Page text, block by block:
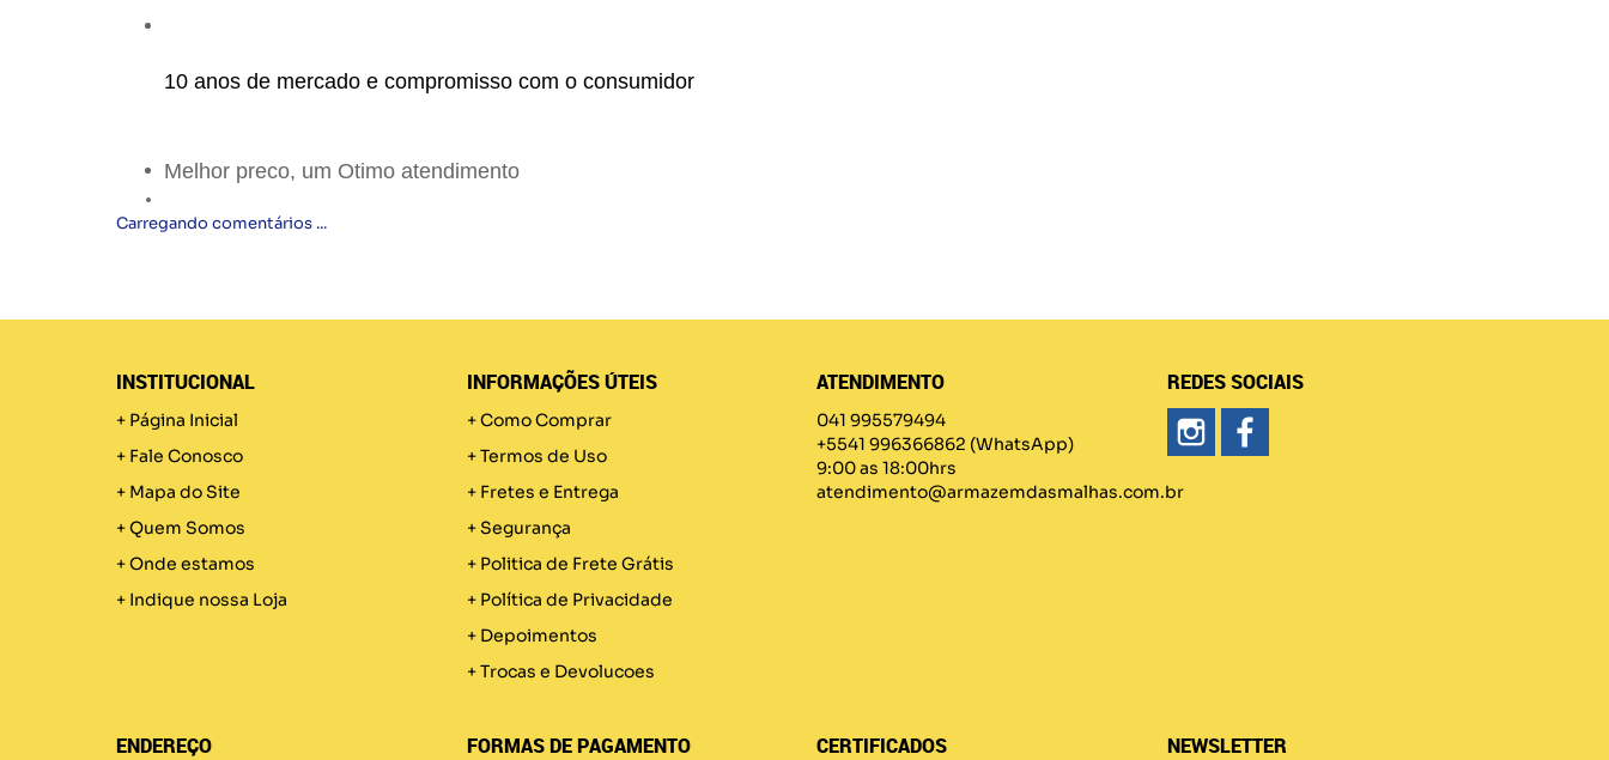
10 anos de mercado e compromisso com o consumidor
Melhor preco, um Otimo atendimento
Carregando comentários ...
INSTITUCIONAL
Página Inicial
Fale Conosco
Mapa do Site
Quem Somos
Onde estamos
Indique nossa Loja
INFORMAÇÕES ÚTEIS
Como Comprar
Termos de Uso
Fretes e Entrega
Segurança
Politica de Frete Grátis
Política de Privacidade
Depoimentos
Trocas e Devolucoes
ATENDIMENTO
041 995579494
+5541 996366862 (WhatsApp)
9:00 as 18:00hrs
atendimento@armazemdasmalhas.com.br
REDES SOCIAIS
ENDEREÇO FORMAS DE PAGAMENTO CERTIFICADOS NEWSLETTER